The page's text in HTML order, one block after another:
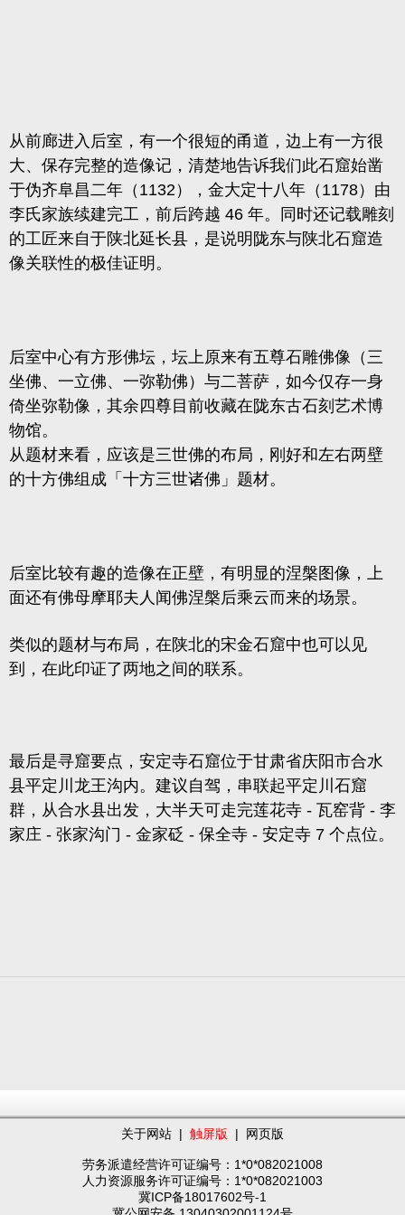
从前廊进入后室，有一个很短的甬道，边上有一方很
大、保存完整的造像记，清楚地告诉我们此石窟始凿
于伪齐阜昌二年 （1132），金大定十八年（1178）由
李氏家族续建完工，前后跨越 46 年。同时还记载雕刻
的工匠来自于陕北延长县，是说明陇东与陕北石窟造
像关联性的极佳证明。
后室中心有方形佛坛，坛上原来有五尊石雕佛像（三
坐佛、一立佛、一弥勒佛）与二菩萨，如今仅存一身
倚坐弥勒像，其余四尊目前收藏在陇东古石刻艺术博
物馆。
从题材来看，应该是三世佛的布局，刚好和左右两壁
的十方佛组成 「十方三世诸佛」题材。
后室比较有趣的造像在正壁，有明显的涅槃图像，上
面还有佛母摩耶夫人闻佛涅槃后乘云而来的场景。
类似的题材与布局，在陕北的宋金石窟中也可以见
到，在此印证了两地之间的联系。
最后是寻窟要点，安定寺石窟位于甘肃省庆阳市合水
县平定川龙王沟内。建议自驾，串联起平定川石窟
群 ，从合水县出发，大半天可走完莲花寺 - 瓦窑背 - 李
家庄 - 张家沟门 - 金家砭 - 保全寺 - 安定寺 7 个点位。
关于网站 | 触屏版 | 网页版
劳务派遣经营许可证编号：1*0*082021008
人力资源服务许可证编号：1*0*082021003
冀ICP备18017602号-1